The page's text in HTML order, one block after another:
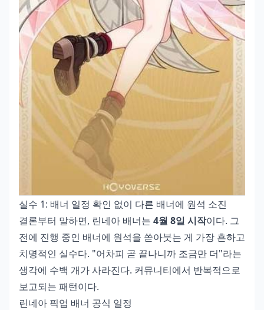
실수 1: 배너 일정 확인 없이 다른 배너에 원석 소진
결론부터 말하면, 린네아 배너는 4월 8일 시작이다. 그
전에 진행 중인 배너에 원석을 쏟아붓는 게 가장 흔하고
치명적인 실수다. "어차피 곧 끝나니까 조금만 더"라는
생각에 수백 개가 사라진다. 커뮤니티에서 반복적으로
보고되는 패턴이다.
린네아 픽업 배너 공식 일정